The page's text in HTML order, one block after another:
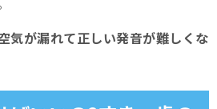
気が漏れて正しい発音が難しくな